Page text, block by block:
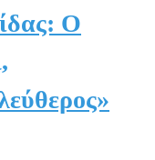
Ο